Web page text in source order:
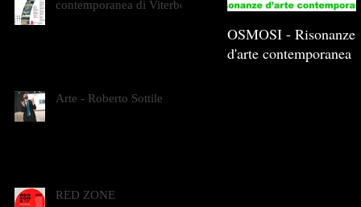
contemporanea di Viterbo
Arte - Roberto Sottile
RED ZONE
OSMOSI - Risonanze
d'arte contemporanea